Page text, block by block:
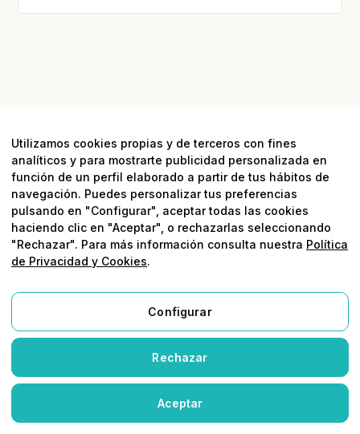
04— 3 PASOS SENCILLOS
Paquetes cerrados.
Resultados reales.
Diseñamos paquetes de servicios cerrados
pensados para que tu negocio sea más estable y
Utilizamos cookies propias y de terceros con fines
analíticos y para mostrarte publicidad personalizada en
función de un perfil elaborado a partir de tus hábitos de
navegación. Puedes personalizar tus preferencias
pulsando en "Configurar", aceptar todas las cookies
haciendo clic en "Aceptar", o rechazarlas seleccionando
"Rechazar". Para más información consulta nuestra Política
de Privacidad y Cookies.
Configurar
Rechazar
Aceptar